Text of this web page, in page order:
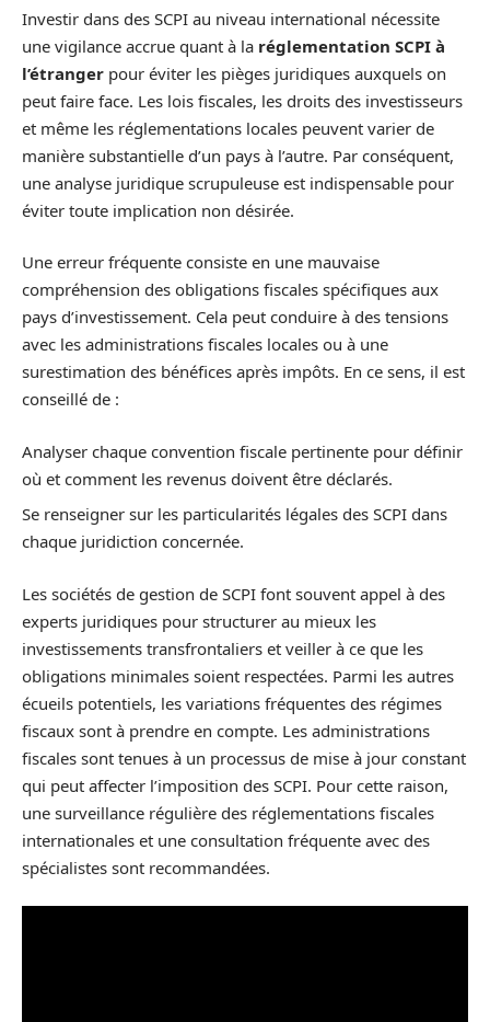
Investir dans des SCPI au niveau international nécessite
une vigilance accrue quant à la réglementation SCPI à
l’étranger pour éviter les pièges juridiques auxquels on
peut faire face. Les lois fiscales, les droits des investisseurs
et même les réglementations locales peuvent varier de
manière substantielle d’un pays à l’autre. Par conséquent,
une analyse juridique scrupuleuse est indispensable pour
éviter toute implication non désirée.
Une erreur fréquente consiste en une mauvaise
compréhension des obligations fiscales spécifiques aux
pays d’investissement. Cela peut conduire à des tensions
avec les administrations fiscales locales ou à une
surestimation des bénéfices après impôts. En ce sens, il est
conseillé de :
Analyser chaque convention fiscale pertinente pour définir
où et comment les revenus doivent être déclarés.
Se renseigner sur les particularités légales des SCPI dans
chaque juridiction concernée.
Les sociétés de gestion de SCPI font souvent appel à des
experts juridiques pour structurer au mieux les
investissements transfrontaliers et veiller à ce que les
obligations minimales soient respectées. Parmi les autres
écueils potentiels, les variations fréquentes des régimes
fiscaux sont à prendre en compte. Les administrations
fiscales sont tenues à un processus de mise à jour constant
qui peut affecter l’imposition des SCPI. Pour cette raison,
une surveillance régulière des réglementations fiscales
internationales et une consultation fréquente avec des
spécialistes sont recommandées.